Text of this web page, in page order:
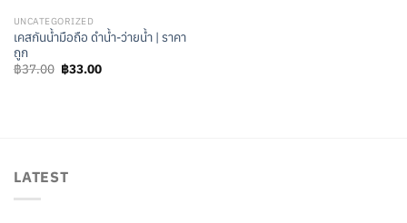
UNCATEGORIZED
เคสกันน้ำมือถือ ดำน้ำ-ว่ายน้ำ | ราคา
ถูก
฿37.00 Original
price
฿33.00Current
LATEST